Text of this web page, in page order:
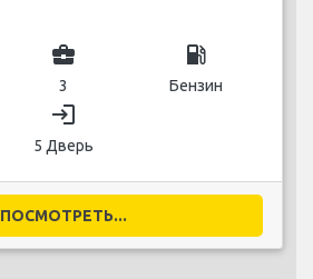
business_center
3
local_gas_station
Бензин
login
5 Дверь
ПОСМОТРЕТЬ...